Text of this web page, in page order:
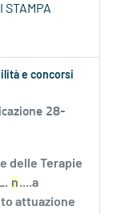
STAMPA
e concorsi
28-
delle Terapie
n....a
attuazione